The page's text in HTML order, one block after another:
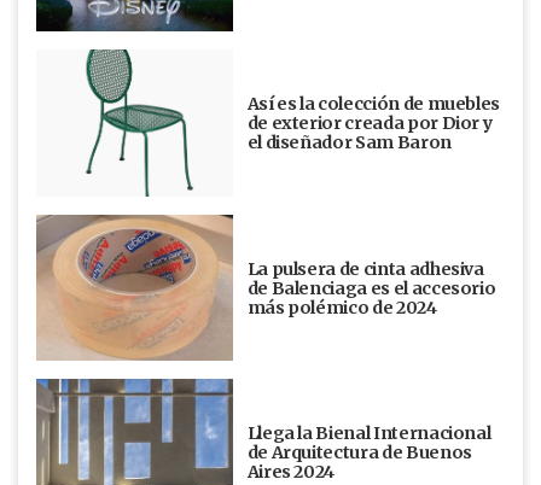
Así es la colección de muebles
de exterior creada por Dior y
el diseñador Sam Baron
La pulsera de cinta adhesiva
de Balenciaga es el accesorio
más polémico de 2024
Llega la Bienal Internacional
de Arquitectura de Buenos
Aires 2024